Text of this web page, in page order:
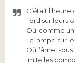
C’était l’heure
Tord sur leurs
Où, comme
La lampe sur
Où l’âme,
Imite les